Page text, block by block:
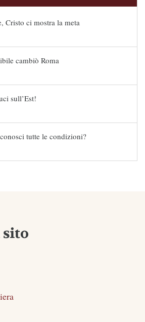
Cristo ci mostra la meta
cambiò Roma
sull’Est!
tutte le condizioni?
sito